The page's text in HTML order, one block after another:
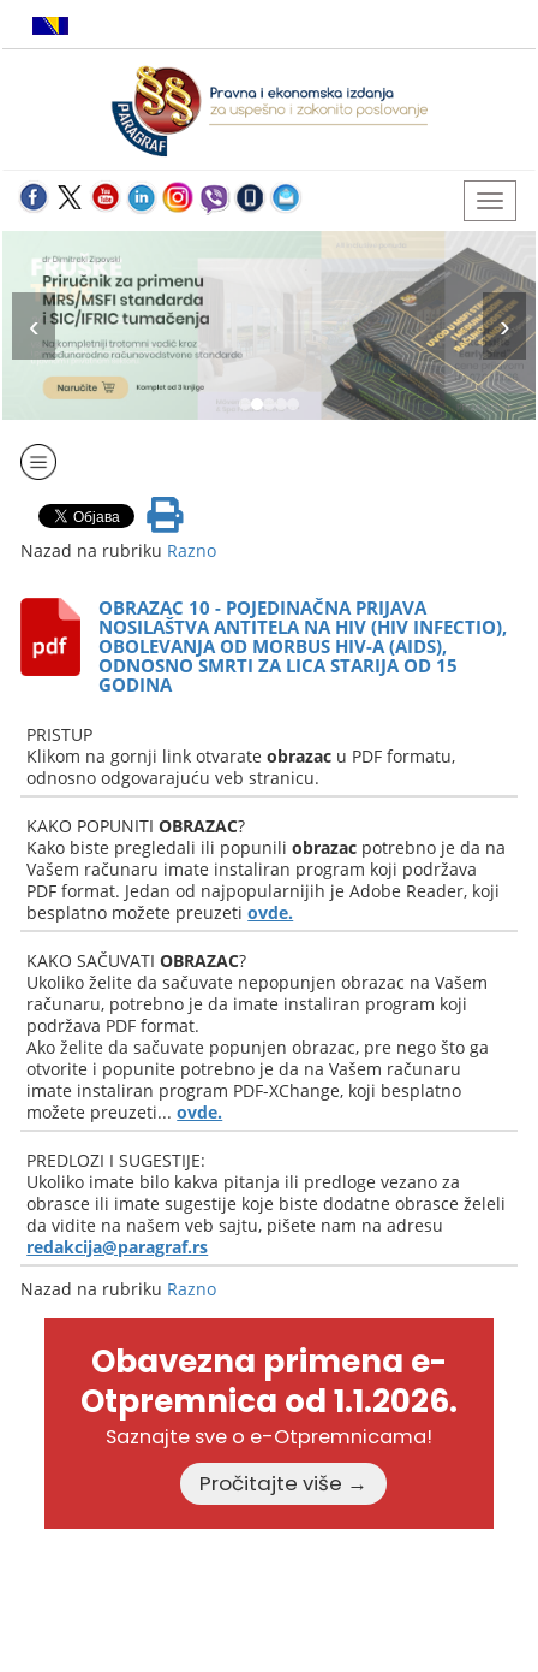
Nazad na rubriku Razno
OBRAZAC 10 - POJEDINAČNA PRIJAVA
NOSILAŠTVA ANTITELA NA HIV (HIV INFECTIO),
OBOLEVANJA OD MORBUS HIV-A (AIDS),
ODNOSNO SMRTI ZA LICA STARIJA OD 15
GODINA
PRISTUP
Klikom na gornji link otvarateobrazac u PDF formatu,
odnosno odgovarajuću veb stranicu.
KAKO POPUNITIOBRAZAC?
Kako biste pregledali ili popuniliobrazac potrebno je da na
Vašem računaru imate instaliran program koji podržava
PDF format. Jedan od najpopularnijih je Adobe Reader, koji
besplatno možete preuzetiovde.
KAKO SAČUVATIOBRAZAC?
Ukoliko želite da sačuvate nepopunjen obrazac na Vašem
računaru, potrebno je da imate instaliran program koji
podržava PDF format.
Ako želite da sačuvate popunjen obrazac, pre nego što ga
otvorite i popunite potrebno je da na Vašem računaru
imate instaliran program PDF-XChange, koji besplatno
možete preuzeti...ovde.
PREDLOZI I SUGESTIJE:
Ukoliko imate bilo kakva pitanja ili predloge vezano za
obrasce ili imate sugestije koje biste dodatne obrasce želeli
da vidite na našem veb sajtu, pišete nam na adresu
redakcija@paragraf.rs
Nazad na rubriku Razno
Obavezna primena e-
Otpremnica od 1.1.2026.
Saznajte sve o e-Otpremnicama!
Pročitajte više →